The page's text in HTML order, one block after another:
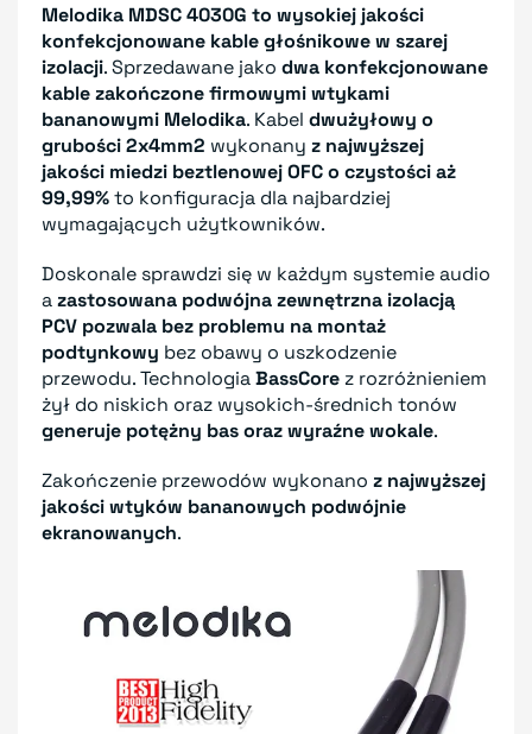
Melodika MDSC 4030G to wysokiej jakości
konfekcjonowane kable głośnikowe w szarej
izolacji. Sprzedawane jako dwa konfekcjonowane
kable zakończone firmowymi wtykami
bananowymi Melodika. Kabel dwużyłowy o
grubości 2x4mm2 wykonany z najwyższej
jakości miedzi beztlenowej OFC o czystości aż
99,99%to konfiguracja dla najbardziej
wymagających użytkowników.
Doskonale sprawdzi się w każdym systemie audio
azastosowana podwójna zewnętrzna izolacją
PCV pozwala bez problemu na montaż
podtynkowy bez obawy o uszkodzenie
przewodu. TechnologiaBassCore z rozróżnieniem
żył do niskich oraz wysokich-średnich tonów
generuje potężny bas oraz wyraźne wokale.
Zakończenie przewodów wykonano z najwyższej
jakości wtyków bananowych podwójnie
ekranowanych.